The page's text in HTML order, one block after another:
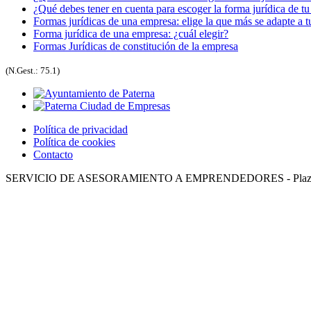
¿Qué debes tener en cuenta para escoger la forma jurídica de tu
Formas jurídicas de una empresa: elige la que más se adapte a
Forma jurídica de una empresa: ¿cuál elegir?
Formas Jurídicas de constitución de la empresa
(N.Gest.: 75.1)
Política de privacidad
Política de cookies
Contacto
SERVICIO DE ASESORAMIENTO A EMPRENDEDORES -